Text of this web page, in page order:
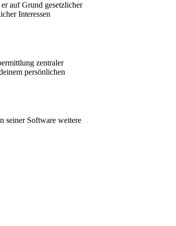
auf Grund gesetzlicher
Interessen
zentraler
persönlichen
seiner Software weitere